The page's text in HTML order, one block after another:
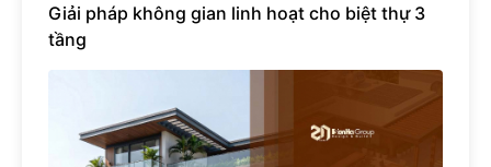
Giải pháp không gian linh hoạt cho biệt thự 3
tầng